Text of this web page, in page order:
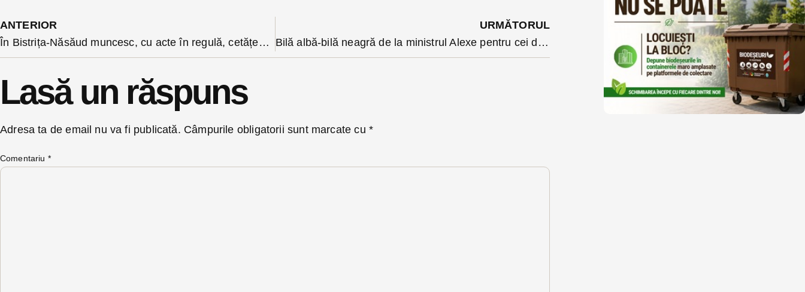
ANTERIOR
În Bistrița-Năsăud muncesc, cu acte în regulă, cetățeni din 33 de țări. Indienii sunt cei mai numeroși
URMĂTORUL
Bilă albă-bilă neagră de la ministrul Alexe pentru cei doi bistrițeni care l-au precedat: ”Deneș, cel mai slab ministru”. Ce a spus de Doina Pană
Lasă un răspuns
Adresa ta de email nu va fi publicată. Câmpurile obligatorii sunt marcate cu *
Comentariu *